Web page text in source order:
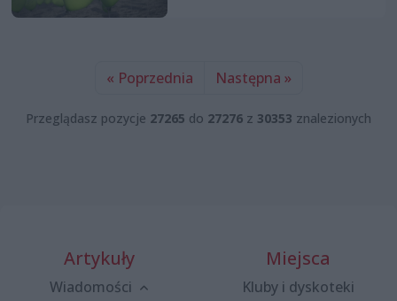
« Poprzednia Następna »
Przeglądasz pozycje 27265 do 27276 z 30353 znalezionych
Artykuły
Wiadomości
Miejsca
Kluby i dyskoteki